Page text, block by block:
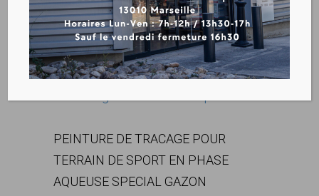
TRACAGE 197 T
CIMENTOLSUR
COMMANDE
PEINTURE DE TRACAGE POUR
TERRAIN DE SPORT EN PHASE
AQUEUSE SPECIAL GAZON